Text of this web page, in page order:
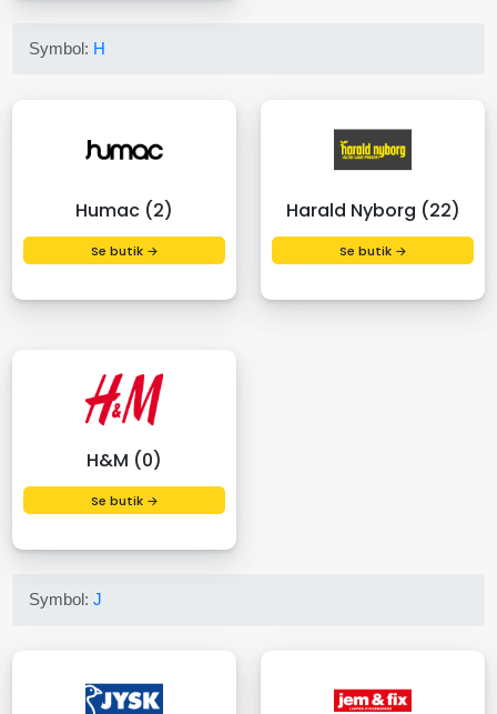
Symbol: H
Humac (2)
Se butik →
Harald Nyborg (22)
Se butik →
H&M (0)
Se butik →
Symbol:J